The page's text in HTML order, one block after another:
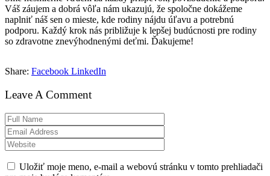
Váš záujem a dobrá vôľa nám ukazujú, že spoločne dokážeme
naplniť náš sen o mieste, kde rodiny nájdu úľavu a potrebnú
podporu. Každý krok nás približuje k lepšej budúcnosti pre rodiny
so zdravotne znevýhodnenými deťmi. Ďakujeme!
Share: Facebook LinkedIn
Leave A Comment
Uložiť moje meno, e-mail a webovú stránku v tomto prehliadači